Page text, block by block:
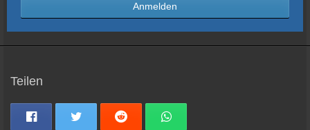
Anmelden
Teilen